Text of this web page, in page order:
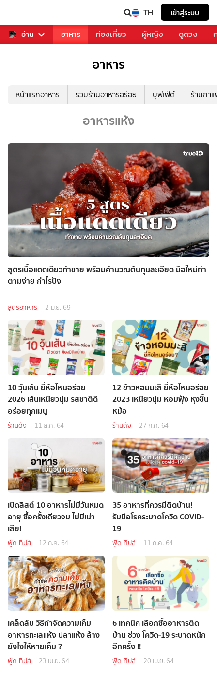
TH เข้าสู่ระบบ
อ่าน
รวงการเพลง อาหาร ท่องเที่ยว ผู้หญิง ดูดวง
อาหาร
หน้าแรกอาหาร รวมร้านอาหารอร่อย บุฟเฟ่ต์ ร้านกา
อาหารแห้ง
สูตรเนื้อแดดเดียวทำขาย พร้อมคำนวณต้นทุนละเอียด มือใหม่ทำ
ตามง่าย กำไรปัง
สูตรอาหาร 2 มิ.ย. 69
10 วุ้นเส้น ยี่ห้อไหนอร่อย
2026 เส้นเหนียวนุ่ม รสชาติดี
อร่อยทุกเมนู
ร้านดัง 11 ส.ค. 64
12 ข้าวหอมมะลิ ยี่ห้อไหนอร่อย
2023 เหนียวนุ่ม หอมฟุ้ง หุงขึ้น
หม้อ
ร้านดัง 27 ก.ค. 64
เปิดลิสต์ 10 อาหารไม่มีวันหมด
อายุ ซื้อครั้งเดียวจบ ไม่มีเน่า
เสีย!
ฟู้ด ทิปส์ 12 ก.ค. 64
35 อาหารที่ควรมีติดบ้าน!
รับมือโรคระบาดโควิด COVID-
19
ฟู้ด ทิปส์ 11 ก.ค. 64
เคล็ดลับ วิธีกำจัดความเค็ม
อาหารทะเลแห้ง ปลาแห้ง ล้าง
ยังไงให้หายเค็ม ?
ฟู้ด ทิปส์ 23 เม.ย. 64
6 เทคนิค เลือกซื้ออาหารติด
บ้าน ช่วง โควิด-19 ระบาดหนัก
อีกครั้ง !!
ฟู้ด ทิปส์ 20 เม.ย. 64